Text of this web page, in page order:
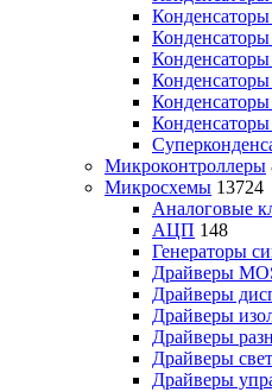
Конденсаторы
Конденсаторы
Микроконтроллеры
Микросхемы 13724
Аналоговые
АЦП 148
Генераторы
Драйверы
Драйверы
Драйверы
Драйверы
Драйверы
Драйверы